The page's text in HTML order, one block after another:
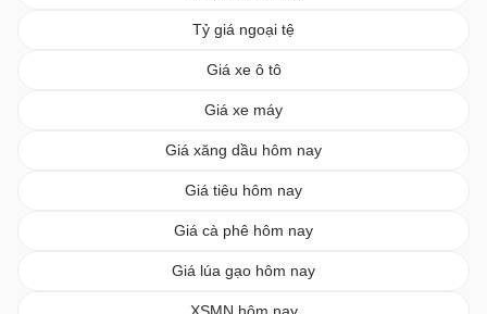
Tỷ giá ngoại tệ
Giá xe ô tô
Giá xe máy
Giá xăng dầu hôm nay
Giá tiêu hôm nay
Giá cà phê hôm nay
Giá lúa gạo hôm nay